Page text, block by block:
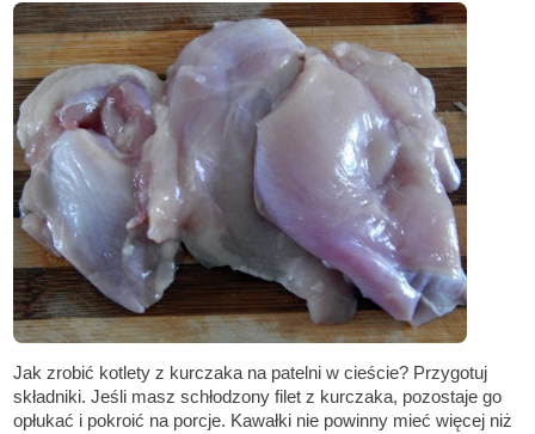
Jak zrobić kotlety z kurczaka na patelni w cieście? Przygotuj
składniki. Jeśli masz schłodzony filet z kurczaka, pozostaje go
opłukać i pokroić na porcje. Kawałki nie powinny mieć więcej niż